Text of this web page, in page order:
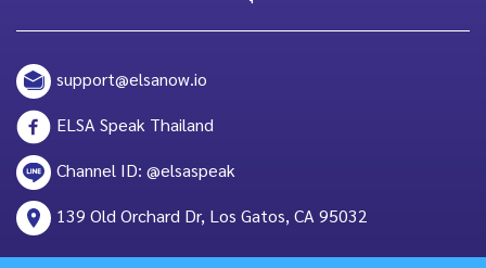
support@elsanow.io
ELSA Speak Thailand
Channel ID: @elsaspeak
139 Old Orchard Dr, Los Gatos, CA 95032